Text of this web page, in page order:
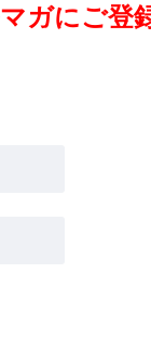
ガにご登